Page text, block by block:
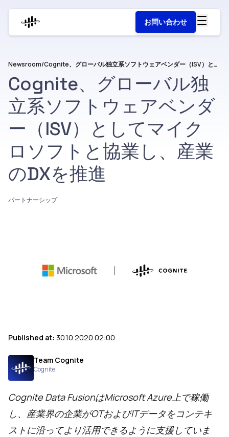
お問い合わせ
Newsroom/ Cognite、グローバル独立系ソフトウェアベンダー（ISV）としてマイクロソフトと協業し、産業のDXを推進
Cognite、グローバル独
立系ソフトウェアベンダ
ー（ISV）としてマイク
ロソフトと協業し、産業
のDXを推進
パートナーシップ
Published at: 30.10.2020 02:00
Team Cognite
Cognite
Cognite Data FusionはMicrosoft Azure上で稼働
し、産業界の企業がOTおよびITデータをコンテキ
ストに沿ってより活用できるように支援していま